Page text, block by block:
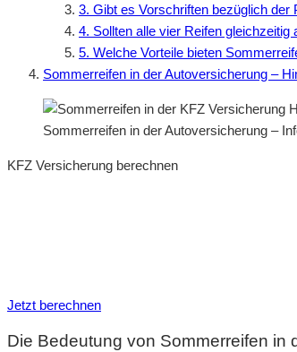
3. Gibt es Vorschriften bezüglich der
4. Sollten alle vier Reifen gleichzeitig
5. Welche Vorteile bieten
Sommerreifen in der Autoversicherung –
Sommerreifen in der Autoversicherung –
KFZ Versicherung berechnen
Jetzt berechnen
Die Bedeutung von Sommerreifen in